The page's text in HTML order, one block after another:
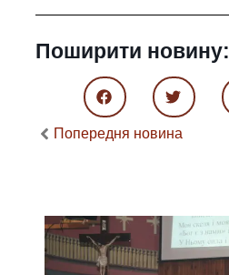
Поширити новину:
Попередня новина